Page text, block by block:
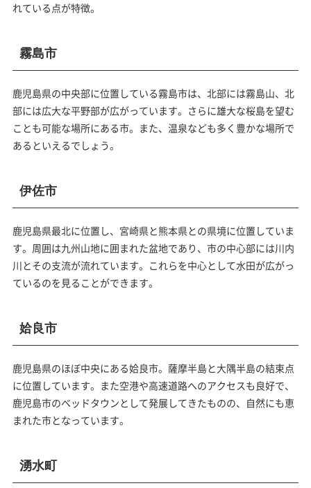
れている点が特徴。
霧島市
鹿児島県の中央部に位置している霧島市は、北部には霧島山、北
部には広大な平野部が広がっています。さらに雄大な桜島を望む
ことも可能な場所にある市。また、温泉なども多く豊かな場所で
あるといえるでしょう。
伊佐市
鹿児島県最北に位置し、宮崎県と熊本県との県境に位置していま
す。周囲は九州山地に囲まれた盆地であり、市の中心部には川内
川とその支流が流れています。これらを中心として水田が広がっ
ているのを見ることができます。
姶良市
鹿児島県のほぼ中央にある姶良市。薩摩半島と大隅半島の結束点
に位置しています。また空港や高速道路へのアクセスも良好で、
鹿児島市のベッドタウンとして発展してきたものの、自然にも恵
まれた市となっています。
湧水町